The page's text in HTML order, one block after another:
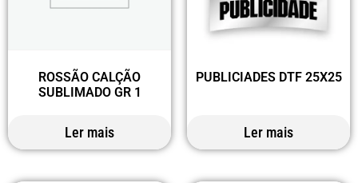
ROSSÃO CALÇÃO
SUBLIMADO GR 1
Ler mais
PUBLICIADES DTF 25X25
Ler mais